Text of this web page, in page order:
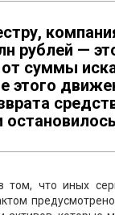
рублей —
суммы
этого
том, что иных